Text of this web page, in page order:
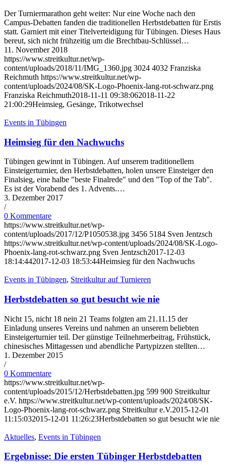
Der Turniermarathon geht weiter: Nur eine Woche nach den
Campus-Debatten fanden die traditionellen Herbstdebatten für Erstis
statt. Garniert mit einer Titelverteidigung für Tübingen. Dieses Haus
bereut, sich nicht frühzeitig um die Brechtbau-Schlüssel…
11. November 2018
https://www.streitkultur.net/wp-
content/uploads/2018/11/IMG_1360.jpg 3024 4032 Franziska
Reichmuth https://www.streitkultur.net/wp-
content/uploads/2024/08/SK-Logo-Phoenix-lang-rot-schwarz.png
Franziska Reichmuth2018-11-11 09:38:062018-11-22
21:00:29Heimsieg, Gesänge, Trikotwechsel
Events in Tübingen
Heimsieg für den Nachwuchs
Tübingen gewinnt in Tübingen. Auf unserem traditionellem
Einsteigerturnier, den Herbstdebatten, holen unsere Einsteiger den
Finalsieg, eine halbe "beste Finalrede" und den "Top of the Tab".
Es ist der Vorabend des 1. Advents.…
3. Dezember 2017
/
0 Kommentare
https://www.streitkultur.net/wp-
content/uploads/2017/12/P1050538.jpg 3456 5184 Sven Jentzsch
https://www.streitkultur.net/wp-content/uploads/2024/08/SK-Logo-
Phoenix-lang-rot-schwarz.png Sven Jentzsch2017-12-03
18:14:442017-12-03 18:53:44Heimsieg für den Nachwuchs
Events in Tübingen, Streitkultur auf Turnieren
Herbstdebatten so gut besucht wie nie
Nicht 15, nicht 18 nein 21 Teams folgten am 21.11.15 der
Einladung unseres Vereins und nahmen an unserem beliebten
Einsteigerturnier teil. Der günstige Teilnehmerbeitrag, Frühstück,
chinesisches Mittagessen und abendliche Partypizzen stellten…
1. Dezember 2015
/
0 Kommentare
https://www.streitkultur.net/wp-
content/uploads/2015/12/Herbstdebatten.jpg 599 900 Streitkultur
e.V. https://www.streitkultur.net/wp-content/uploads/2024/08/SK-
Logo-Phoenix-lang-rot-schwarz.png Streitkultur e.V.2015-12-01
11:15:032015-12-01 11:26:23Herbstdebatten so gut besucht wie nie
Aktuelles, Events in Tübingen
Ergebnisse: Die ersten Tübinger Herbstdebatten